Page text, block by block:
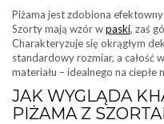
Piżama jest zdobiona
Szorty mają wzór wpaski, zaś
Charakteryzuje się okrągłym
standardowy rozmiar, a całość
materiału – idealnego na ciepłe
JAK WYGLĄDA
PIŻAMA Z